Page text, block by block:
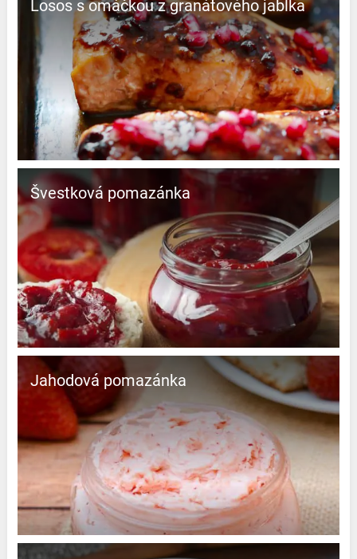
Losos s omáčkou z granátového jablka
Švestková pomazánka
Jahodová pomazánka